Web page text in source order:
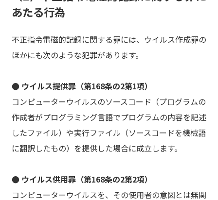
あたる行為
不正指令電磁的記録に関する罪には、ウイルス作成罪の
ほかにも次のような犯罪があります。
● ウイルス提供罪（第168条の2第1項）
コンピューターウイルスのソースコード（プログラムの
作成者がプログラミング言語でプログラムの内容を記述
したファイル）や実行ファイル（ソースコードを機械語
に翻訳したもの）を提供した場合に成立します。
● ウイルス供用罪（第168条の2第2項）
コンピューターウイルスを、その使用者の意図とは無関